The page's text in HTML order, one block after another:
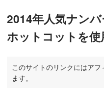
2014年人気ナン
ホットコットを
このサイトのリンクにはアフ
ます。